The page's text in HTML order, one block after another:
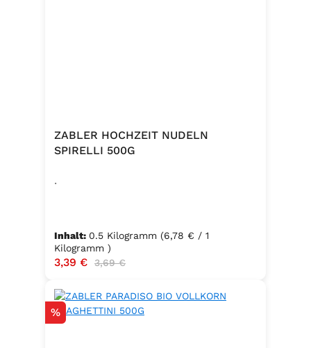
ZABLER HOCHZEIT NUDELN
SPIRELLI 500G
.
Inhalt: 0.5 Kilogramm (6,78 € / 1
Kilogramm )
Verkaufspreis:
3,39 € Regulärer Preis:
3,69 €
Rabatt
%